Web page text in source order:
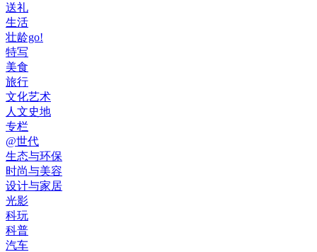
送礼
生活
壮龄go!
特写
美食
旅行
文化艺术
人文史地
专栏
@世代
生态与环保
时尚与美容
设计与家居
光影
科玩
科普
汽车